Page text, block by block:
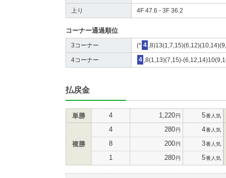
上り 4F 47.6 - 3F 36.2
コーナー通過順位
3コーナー (* 4
4コーナー 4 ,8(1,13)(7,15)-
払戻金
単勝 4 1,220円 5番人気
複勝
4 280円 4番人気
8 200円 3番人気
1 280円 5番人気